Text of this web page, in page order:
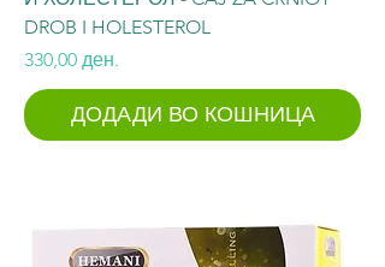
DROB I HOLESTEROL
Price
330,00 ден.
ДОДАДИ ВО КОШНИЦА